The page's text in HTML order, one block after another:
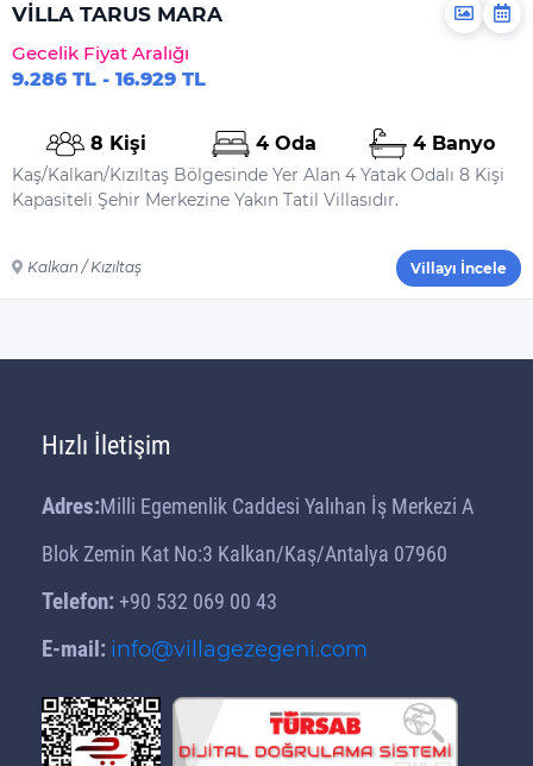
VİLLA TARUS MARA
Gecelik Fiyat Aralığı
9.286 TL - 16.929 TL
8 Kişi 4 Oda 4 Banyo
Kaş/Kalkan/Kızıltaş Bölgesinde Yer Alan 4 Yatak Odalı 8 Kişi
Kapasiteli Şehir Merkezine Yakın Tatil Villasıdır.
Kalkan / Kızıltaş Villayı İncele
Hızlı İletişim
Adres:Milli Egemenlik Caddesi Yalıhan İş Merkezi A
Blok Zemin Kat No:3 Kalkan/Kaş/Antalya 07960
Telefon: +90 532 069 00 43
E-mail: info@villagezegeni.com